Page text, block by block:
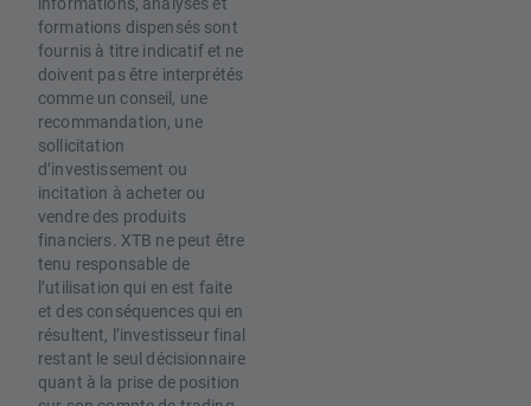
formations dispensés sont
fournis à titre indicatif et ne
doivent pas être interprétés
comme un conseil, une
recommandation, une
sollicitation
d’investissement ou
incitation à acheter ou
vendre des produits
financiers. XTB ne peut être
tenu responsable de
l’utilisation qui en est faite
et des conséquences qui en
résultent, l’investisseur final
restant le seul décisionnaire
quant à la prise de position